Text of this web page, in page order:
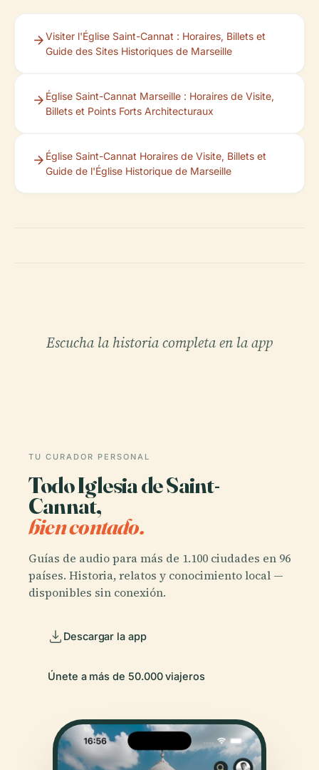
Visiter l'Église Saint-Cannat : Horaires, Billets et
Guide des Sites Historiques de Marseille
Église Saint-Cannat Marseille : Horaires de Visite,
Billets et Points Forts Architecturaux
Église Saint-Cannat Horaires de Visite, Billets et
Guide de l'Église Historique de Marseille
Escucha la historia completa en la app
TU CURADOR PERSONAL
Todo Iglesia de Saint-
Cannat,
bien contado.
Guías de audio para más de 1.100 ciudades en 96
países. Historia, relatos y conocimiento local —
disponibles sin conexión.
Descargar la app
Únete a más de 50.000 viajeros